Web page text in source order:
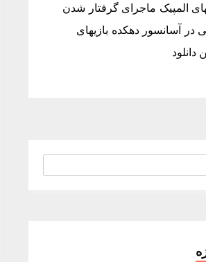
المپیک ماجرای گرفتار شدن
در آسانسور دهکده بازیهای
دانلود